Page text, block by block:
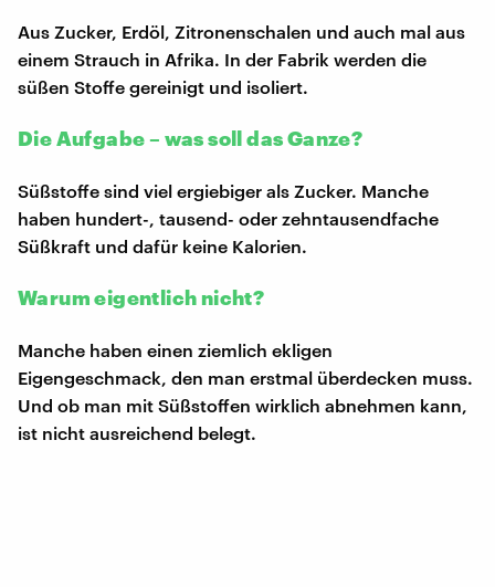
Aus Zucker, Erdöl, Zitronenschalen und auch mal aus
einem Strauch in Afrika. In der Fabrik werden die
süßen Stoffe gereinigt und isoliert.
Die Aufgabe – was soll das Ganze?
Süßstoffe sind viel ergiebiger als Zucker. Manche
haben hundert-, tausend- oder zehntausendfache
Süßkraft und dafür keine Kalorien.
Warum eigentlich nicht?
Manche haben einen ziemlich ekligen
Eigengeschmack, den man erstmal überdecken muss.
Und ob man mit Süßstoffen wirklich abnehmen kann,
ist nicht ausreichend belegt.